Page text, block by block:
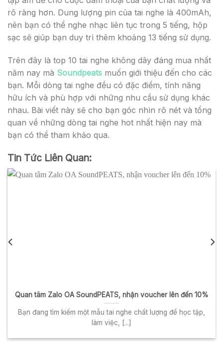
rõ ràng hơn. Dung lượng pin của tai nghe là 400mAh,
nên bạn có thể nghe nhạc liên tục trong 5 tiếng, hộp
sạc sẽ giúp bạn duy trì thêm khoảng 13 tiếng sử dụng.
Trên đây là top 10 tai nghe không dây đáng mua nhất
năm nay mà Soundpeats muốn giới thiệu đến cho các
bạn. Mỗi dòng tai nghe đều có đặc điểm, tính năng
hữu ích và phù hợp với những nhu cầu sử dụng khác
nhau. Bài viết này sẽ cho bạn góc nhìn rõ nét và tổng
quan về những dòng tai nghe hot nhất hiện nay mà
bạn có thể tham khảo qua.
Tin Tức Liên Quan:
Quan tâm Zalo OA SoundPEATS, nhận voucher lên đến 10%
Bạn đang tìm kiếm một mẫu tai nghe chất lượng để học tập,
làm việc, [...]